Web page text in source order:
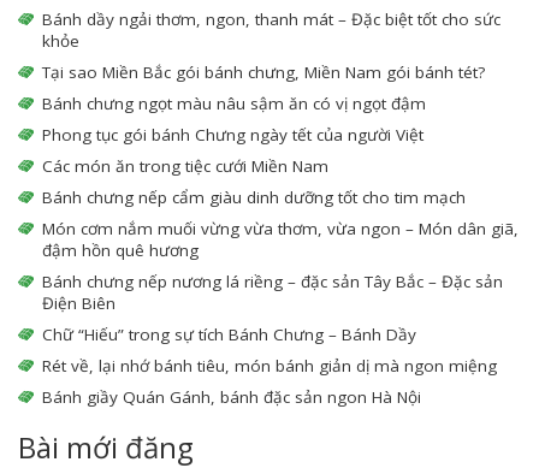
Bánh dầy ngải thơm, ngon, thanh mát – Đặc biệt tốt cho sức
khỏe
Tại sao Miền Bắc gói bánh chưng, Miền Nam gói bánh tét?
Bánh chưng ngọt màu nâu sậm ăn có vị ngọt đậm
Phong tục gói bánh Chưng ngày tết của người Việt
Các món ăn trong tiệc cưới Miền Nam
Bánh chưng nếp cẩm giàu dinh dưỡng tốt cho tim mạch
Món cơm nắm muối vừng vừa thơm, vừa ngon – Món dân giã,
đậm hồn quê hương
Bánh chưng nếp nương lá riềng – đặc sản Tây Bắc – Đặc sản
Điện Biên
Chữ “Hiếu” trong sự tích Bánh Chưng – Bánh Dầy
Rét về, lại nhớ bánh tiêu, món bánh giản dị mà ngon miệng
Bánh giầy Quán Gánh, bánh đặc sản ngon Hà Nội
Bài mới đăng